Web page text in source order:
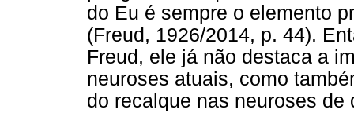
do Eu é sempre o elemento
(Freud, 1926/2014, p. 44).
Freud, ele já não destaca a
neuroses atuais, como
do recalque nas neuroses de